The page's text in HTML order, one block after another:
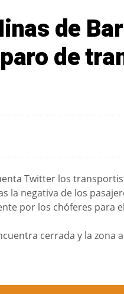
de
de
Twitter los
la negativa de los
por los chóferes para
cerrada y la zona